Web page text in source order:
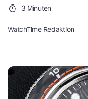
3 Minuten
WatchTime Redaktion